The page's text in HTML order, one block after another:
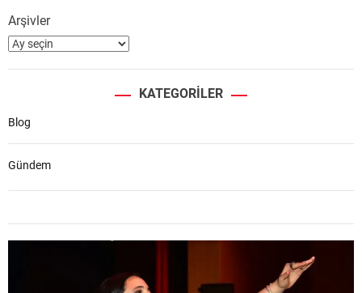
Arşivler
KATEGORILER
Blog
Gündem